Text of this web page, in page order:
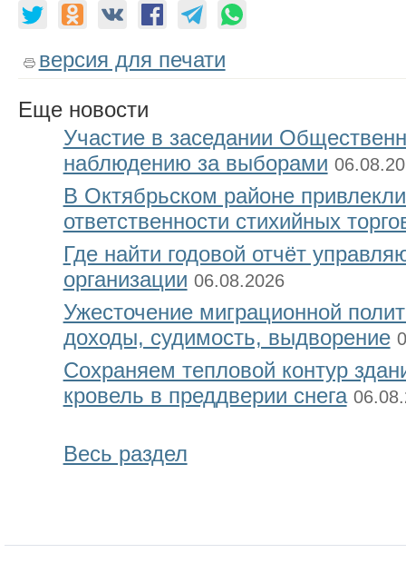
версия для печати
Еще новости
Участие в заседании
наблюдению за выборами
В Октябрьском районе
ответственности стихийных
Где найти годовой отчёт
организации 06.08.2026
Ужесточение миграционной
доходы, судимость, выдворение
Сохраняем тепловой контур
кровель в преддверии снега
Весь раздел